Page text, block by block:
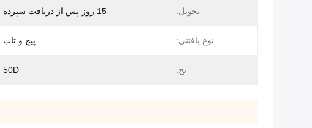
تحویل: 15 روز پس از دریافت سپرده
نوع بافتنی: پیچ و تاب
نخ: 50D